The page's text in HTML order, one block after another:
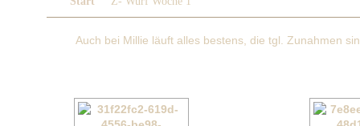
Auch bei Millie läuft alles bestens, die tgl. Zunahmen